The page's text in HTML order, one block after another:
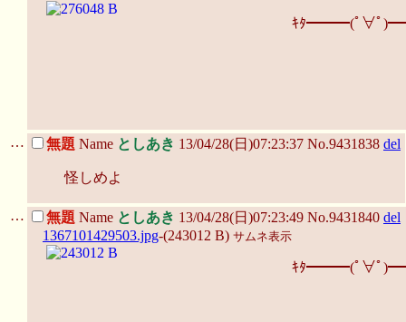
ｷﾀ━━━(ﾟ∀ﾟ
… 無題 Name としあき 13/04/28(日)07:23:37 No.9431838 del
怪しめよ
… 無題 Name としあき 13/04/28(日)07:23:49 No.9431840 del
1367101429503.jpg-(243012 B) サムネ表示
ｷﾀ━━━(ﾟ∀ﾟ